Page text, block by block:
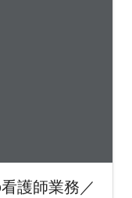
護師業務／